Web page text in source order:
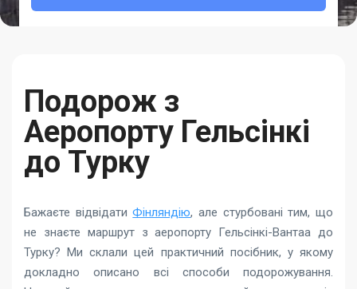
Подорож з
Аеропорту Гельсінкі
до Турку
Бажаєте відвідатиФінляндію, але стурбовані тим, що
не знаєте маршрут з аеропорту Гельсінкі-Вантаа до
Турку? Ми склали цей практичний посібник, у якому
докладно описано всі способи подорожування.